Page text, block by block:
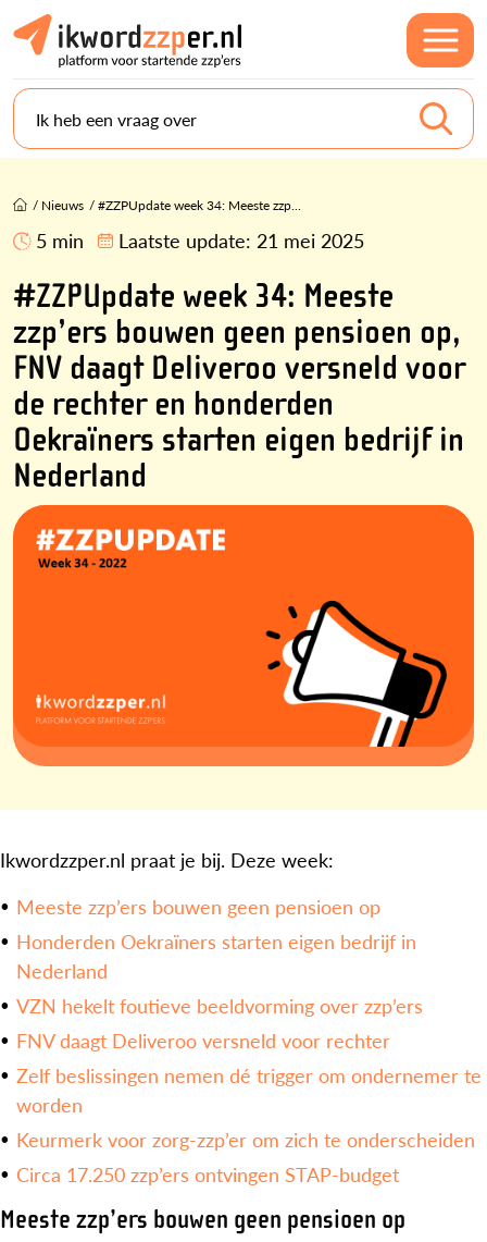
Ik heb een vraag over
/ Nieuws /#ZZPUpdate week 34: Meeste zzp...
5 min Laatste update: 21 mei 2025
#ZZPUpdate week 34: Meeste
zzp’ers bouwen geen pensioen op,
FNV daagt Deliveroo versneld voor
de rechter en honderden
Oekraïners starten eigen bedrijf in
Nederland
Ikwordzzper.nl praat je bij. Deze week:
Meeste zzp’ers bouwen geen pensioen op
Honderden Oekraïners starten eigen bedrijf in
Nederland
VZN hekelt foutieve beeldvorming over zzp’ers
FNV daagt Deliveroo versneld voor rechter
Zelf beslissingen nemen dé trigger om ondernemer te
worden
Keurmerk voor zorg-zzp’er om zich te onderscheiden
Circa 17.250 zzp’ers ontvingen STAP-budget
Meeste zzp’ers bouwen geen pensioen op